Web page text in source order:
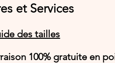
et Services
des tailles
100% gratuite en